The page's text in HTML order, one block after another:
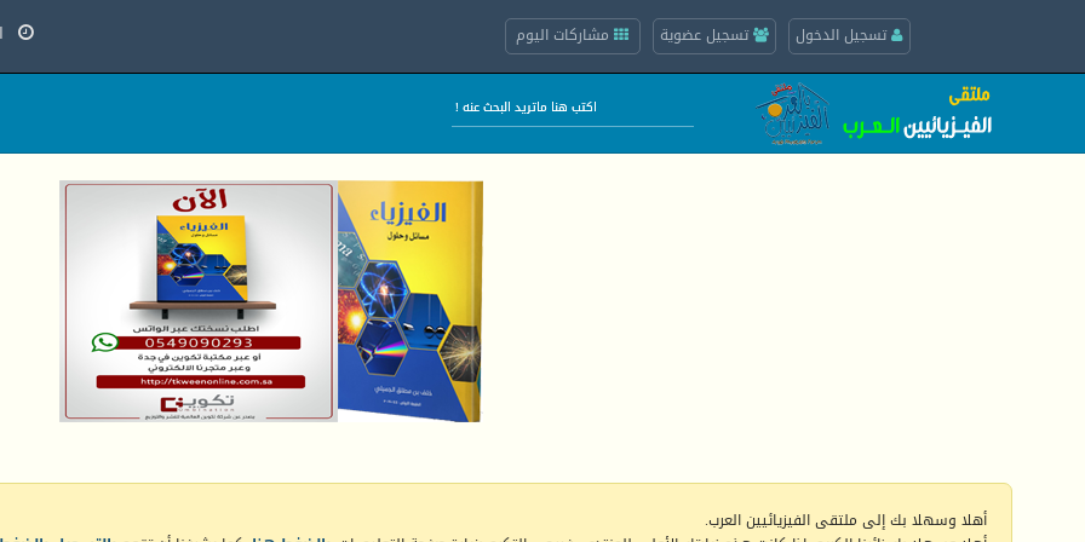
تسجيل الدخول تسجيل عضوية مشاركات اليوم
أهلا وسهلا بك إلى ملتقى الفيزيائيين العرب.